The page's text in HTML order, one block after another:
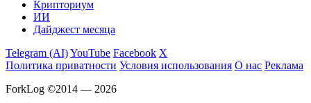
Крипториум
ИИ
Дайджест месяца
Telegram (AI)YouTube Facebook X
Политика приватности Условия использования О нас Реклама
ForkLog ©2014 — 2026